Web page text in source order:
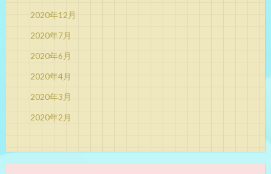
2020年12月
2020年7月
2020年6月
2020年4月
2020年3月
2020年2月